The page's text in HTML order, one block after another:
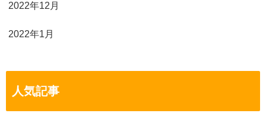
2022年12月
2022年1月
人気記事